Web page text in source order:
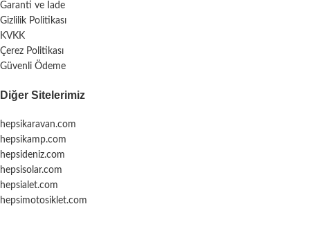
Garanti ve İade
Gizlilik Politikası
KVKK
Çerez Politikası
Güvenli Ödeme
Diğer Sitelerimiz
hepsikaravan.com
hepsikamp.com
hepsideniz.com
hepsisolar.com
hepsialet.com
hepsimotosiklet.com